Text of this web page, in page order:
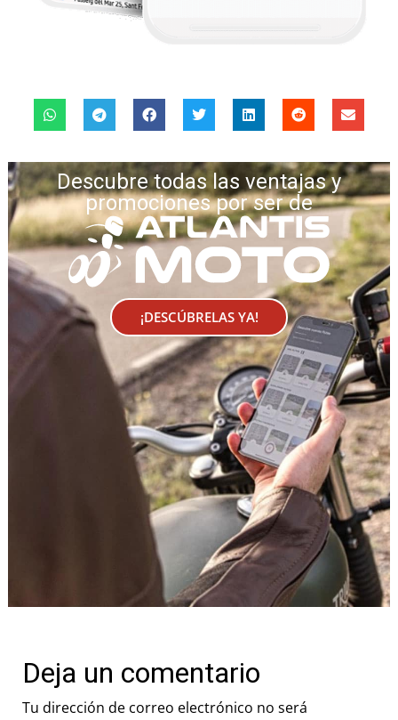
Descubre todas las ventajas y
promociones por ser de
¡DESCÚBRELAS YA!
Deja un comentario
Tu dirección de correo electrónico no será